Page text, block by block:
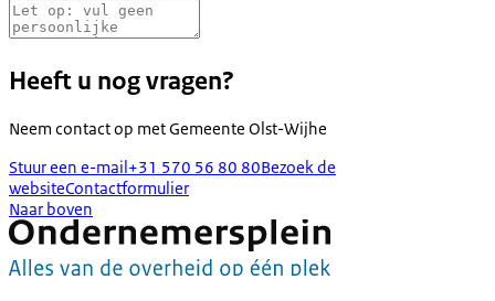
Heeft u nog vragen?
Neem contact op metGemeente Olst-Wijhe
Stuur een e-mail +31 570 56 80 80Bezoek de
websiteContactformulier
Naar boven